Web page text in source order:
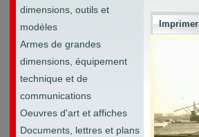
dimensions, outils et
modèles
Armes de grandes
dimensions, équipement
technique et de
communications
Oeuvres d'art et affiches
Documents, lettres et plans
Imprimer